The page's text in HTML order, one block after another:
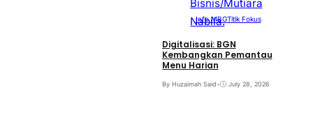
Info MBGTitik Fokus
Digitalisasi: BGN
Kembangkan Pemantau
Menu Harian
By Huzaimah Said• July 28, 2026